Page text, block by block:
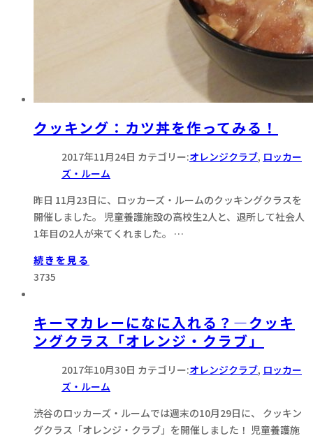
クッキング：カツ丼を作ってみる！
2017年11月24日 カテゴリー:オレンジクラブ, ロッカー
ズ・ルーム
昨日 11月23日に、ロッカーズ・ルームのクッキングクラスを
開催しました。 児童養護施設の高校生2人と、退所して社会人
1年目の2人が来てくれました。 …
続きを見る
3735
キーマカレーになに入れる？―クッキ
ングクラス「オレンジ・クラブ」
2017年10月30日 カテゴリー:オレンジクラブ, ロッカー
ズ・ルーム
渋谷のロッカーズ・ルームでは週末の10月29日に、 クッキン
グクラス「オレンジ・クラブ」を開催しました！ 児童養護施